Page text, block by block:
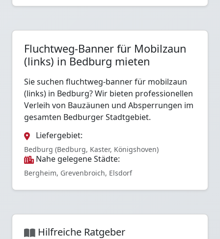
Fluchtweg-Banner für Mobilzaun
(links) in Bedburg mieten
Sie suchen fluchtweg-banner für mobilzaun
(links) in Bedburg? Wir bieten professionellen
Verleih von Bauzäunen und Absperrungen im
gesamten Bedburger Stadtgebiet.
Liefergebiet:
Bedburg (Bedburg, Kaster, Königshoven)
Nahe gelegene Städte:
Bergheim, Grevenbroich, Elsdorf
Hilfreiche Ratgeber